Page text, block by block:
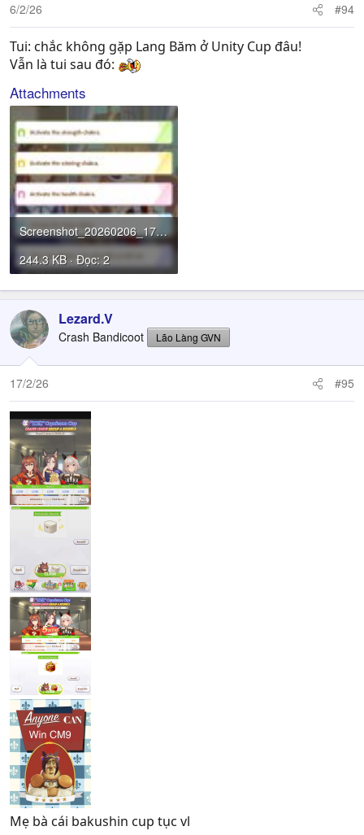
6/2/26 #94
Tui: chắc không gặp Lang Băm ở Unity Cup đâu!
Vẫn là tui sau đó:
Attachments
Screenshot_20260206_173234_Umamusume.jpg
244.3 KB · Đọc: 2
Lezard.V
Crash Bandicoot Lão Làng GVN
17/2/26 #95
Mẹ bà cái bakushin cup tục vl